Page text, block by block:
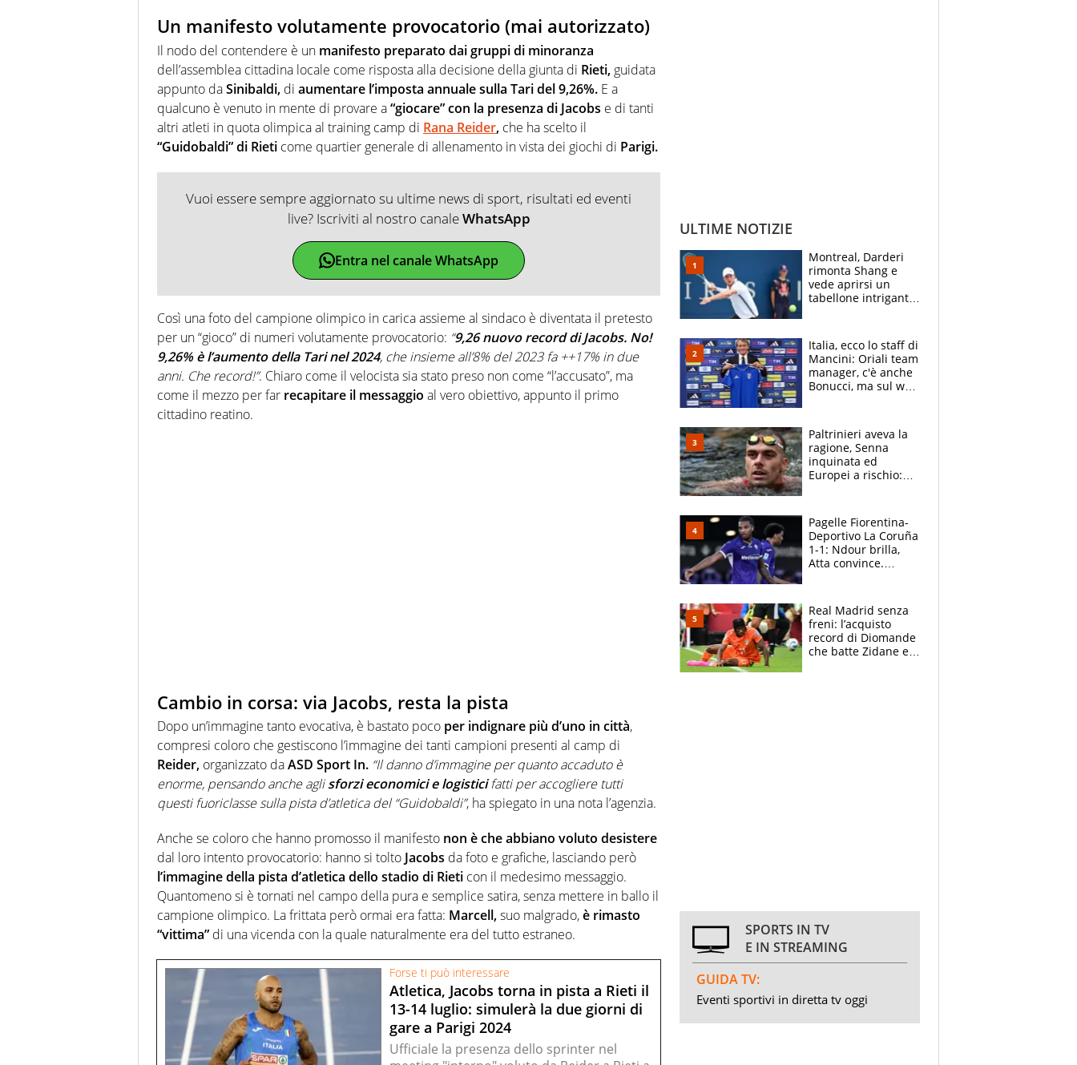
Un manifesto volutamente provocatorio (mai autorizzato)
Il nodo del contendere è un manifesto preparato dai gruppi di minoranza
dell’assemblea cittadina locale come risposta alla decisione della giunta di Rieti, guidata
appunto daSinibaldi, di aumentare l’imposta annuale sulla Tari del 9,26%. E a
qualcuno è venuto in mente di provare a“giocare” con la presenza di Jacobs e di tanti
altri atleti in quota olimpica al training camp di Rana Reider, che ha scelto il
“Guidobaldi”di Rieti come quartier generale di allenamento in vista dei giochi di Parigi.
Vuoi essere sempre aggiornato su ultime news di sport, risultati ed eventi
live? Iscriviti al nostro canaleWhatsApp
Entra nel canale WhatsApp
Così una foto del campione olimpico in carica assieme al sindaco è diventata il pretesto
per un “gioco” di numeri volutamente provocatorio: “9,26 nuovo record di Jacobs. No!
9,26% è l’aumento della Tari nel 2024, che insieme all’8% del 2023 fa ++17% in due
anni. Che record!”. Chiaro come il velocista sia stato preso non come “l’accusato”, ma
come il mezzo per far recapitare il messaggio al vero obiettivo, appunto il primo
cittadino reatino.
Cambio in corsa: via Jacobs, resta la pista
Dopo un’immagine tanto evocativa, è bastato poco per indignare più d’uno in città,
compresi coloro che gestiscono l’immagine dei tanti campioni presenti al camp di
Reider, organizzato daASD Sport In. “Il danno d’immagine per quanto accaduto è
enorme, pensando anche aglisforzi economici e logisticifatti per accogliere tutti
questi fuoriclasse sulla pista d’atletica del “Guidobaldi”, ha spiegato in una nota l’agenzia.
Anche se coloro che hanno promosso il manifesto non è che abbiano voluto desistere
dal loro intento provocatorio: hanno si tolto Jacobs da foto e grafiche, lasciando però
l’immagine della pista d’atletica dello stadio di Rieti con il medesimo messaggio.
Quantomeno si è tornati nel campo della pura e semplice satira, senza mettere in ballo il
campione olimpico. La frittata però ormai era fatta: Marcell,suo malgrado,è rimasto
“vittima” di una vicenda con la quale naturalmente era del tutto estraneo.
Forse ti può interessare
Atletica, Jacobs torna in pista a Rieti il
13-14 luglio: simulerà la due giorni di
gare a Parigi 2024
Ufficiale la presenza dello sprinter nel
ULTIME NOTIZIE
Montreal, Darderi
rimonta Shang e
vede aprirsi un
tabellone intrigante:
felice del mio livello"
Italia, ecco lo staff di
Mancini: Oriali team
manager, c'è anche
Bonucci, ma sul web
Paltrinieri aveva la
ragione, Senna
inquinata ed
Europei a rischio:
adesso
Pagelle Fiorentina-
Deportivo La Coruña
1-1: Ndour brilla,
Atta convince.
Real Madrid senza
freni: l’acquisto
record di Diomande
che batte Zidane e
SPORTS IN TV
E IN STREAMING
GUIDA TV:
Eventi sportivi in diretta tv oggi